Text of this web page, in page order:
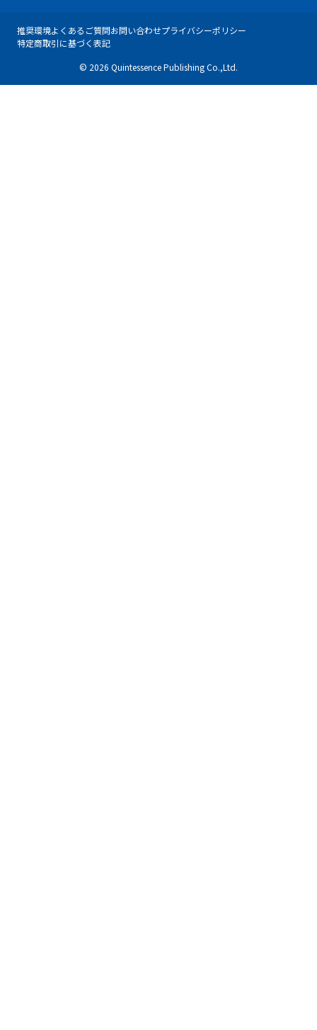
推奨環境よくあるご質問お問い合わせプライバシーポリシー
特定商取引に基づく表記
© 2026 Quintessence Publishing Co.,Ltd.